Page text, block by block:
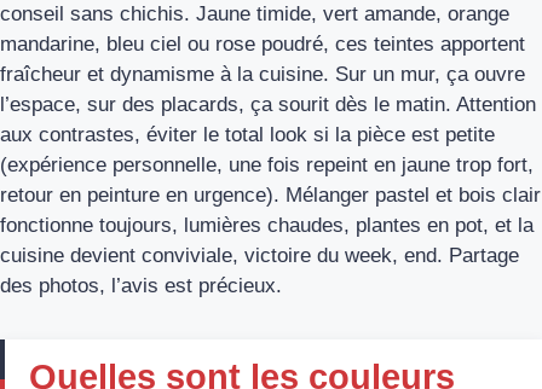
conseil sans chichis. Jaune timide, vert amande, orange
mandarine, bleu ciel ou rose poudré, ces teintes apportent
fraîcheur et dynamisme à la cuisine. Sur un mur, ça ouvre
l’espace, sur des placards, ça sourit dès le matin. Attention
aux contrastes, éviter le total look si la pièce est petite
(expérience personnelle, une fois repeint en jaune trop fort,
retour en peinture en urgence). Mélanger pastel et bois clair
fonctionne toujours, lumières chaudes, plantes en pot, et la
cuisine devient conviviale, victoire du week, end. Partage
des photos, l’avis est précieux.
Quelles sont les couleurs